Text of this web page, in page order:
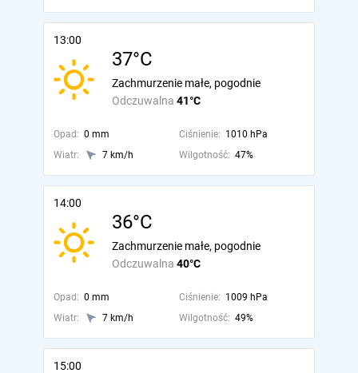
13:00
37°C
Odczuwalna 41°C
Zachmurzenie małe, pogodnie
Opad: 0 mm Ciśnienie: 1010 hPa
Wiatr:
7 km/h Wilgotność: 47%
14:00
36°C
Odczuwalna 40°C
Zachmurzenie małe, pogodnie
Opad: 0 mm Ciśnienie: 1009 hPa
Wiatr:
7 km/h Wilgotność: 49%
15:00